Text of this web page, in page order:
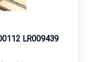
LR009439